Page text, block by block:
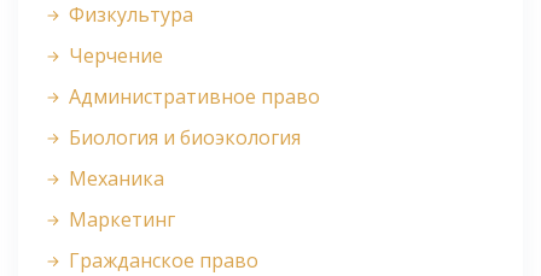
Физкультура
Черчение
Административное право
Биология и биоэкология
Механика
Маркетинг
Гражданское право